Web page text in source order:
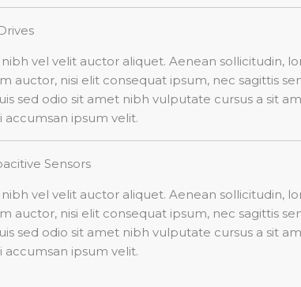
nibh vel velit auctor aliquet. Aenean sollicitudin,
auctor, nisi elit consequat ipsum, nec sagittis
sed odio sit amet nibh vulputate cursus a sit
accumsan ipsum velit.
Sensors
nibh vel velit auctor aliquet. Aenean sollicitudin,
auctor, nisi elit consequat ipsum, nec sagittis
sed odio sit amet nibh vulputate cursus a sit
accumsan ipsum velit.